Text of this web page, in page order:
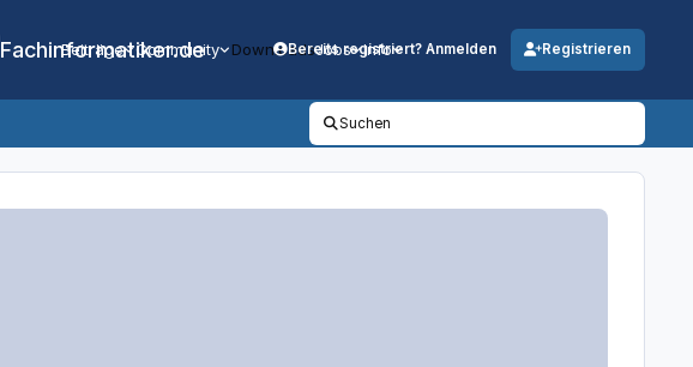
Fachinformatiker.de
Beiträge Community DownloadsJobs Info
Bereits registriert? Anmelden Registrieren
Suchen